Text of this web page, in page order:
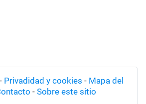
- Privadidad y cookies - Mapa del
- Sobre este sitio